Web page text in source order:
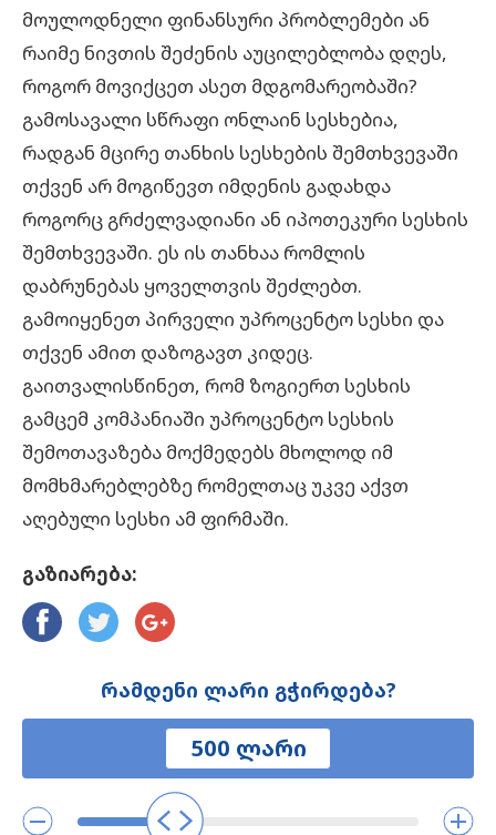
მოულოდნელი ფინანსური პრობლემები ან
რაიმე ნივთის შეძენის აუცილებლობა დღეს,
როგორ მოვიქცეთ ასეთ მდგომარეობაში?
გამოსავალი სწრაფი ონლაინ სესხებია,
რადგან მცირე თანხის სესხების შემთხვევაში
თქვენ არ მოგიწევთ იმდენის გადახდა
როგორც გრძელვადიანი ან იპოთეკური სესხის
შემთხვევაში. ეს ის თანხაა რომლის
დაბრუნებას ყოველთვის შეძლებთ.
გამოიყენეთ პირველი უპროცენტო სესხი და
თქვენ ამით დაზოგავთ კიდეც.
გაითვალისწინეთ, რომ ზოგიერთ სესხის
გამცემ კომპანიაში უპროცენტო სესხის
შემოთავაზება მოქმედებს მხოლოდ იმ
მომხმარებლებზე რომელთაც უკვე აქვთ
აღებული სესხი ამ ფირმაში.
გაზიარება:
რამდენი ლარი გჭირდება?